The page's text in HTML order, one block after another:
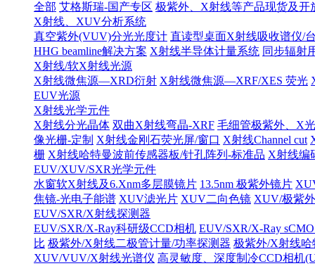
全部 艾格斯瑞-国产专区 极紫外、X射线等产品现货及开
X射线、XUV分析系统
真空紫外(VUV)分光光度计 直读型桌面X射线吸收谱仪/
HHG beamline解决方案 X射线半导体计量系统 同步辐射
X射线/软X射线光源
X射线微焦源—XRD衍射 X射线微焦源—XRF/XES 荧光
EUV光源
X射线光学元件
X射线分光晶体 双曲X射线弯晶-XRF 毛细管极紫外、X
像光栅-定制 X射线金刚石荧光屏/窗口 X射线Channel cut
栅 X射线哈特曼波前传感器板/针孔阵列-标准品 X射线编
EUV/XUV/SXR光学元件
水窗软X射线及6.Xnm多层膜镜片 13.5nm 极紫外镜片
焦镜-光电子能谱 XUV滤光片 XUV二向色镜 XUV/极紫
EUV/SXR/X射线探测器
EUV/SXR/X-Ray科研级CCD相机 EUV/SXR/X-Ray
比 极紫外/X射线二极管计量/功率探测器 极紫外/X射线
XUV/VUV/X射线光谱仪 高灵敏度、深度制冷CCD相机